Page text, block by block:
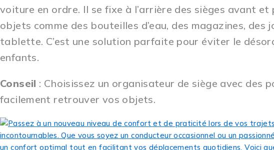
voiture en ordre. Il se fixe à l’arrière des sièges avant
objets comme des bouteilles d’eau, des magazines,
tablette. C’est une solution parfaite pour éviter le
enfants.
Conseil : Choisissez un organisateur de siège avec des
facilement retrouver vos objets.